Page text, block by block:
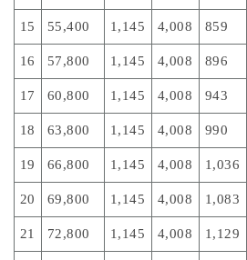
15 55,400 1,145 4,008 859
16 57,800 1,145 4,008 896
17 60,800 1,145 4,008 943
18 63,800 1,145 4,008 990
19 66,800 1,145 4,008 1,036
20 69,800 1,145 4,008 1,083
21 72,800 1,145 4,008 1,129